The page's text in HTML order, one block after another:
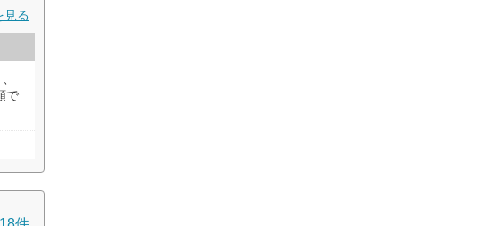
見る
で